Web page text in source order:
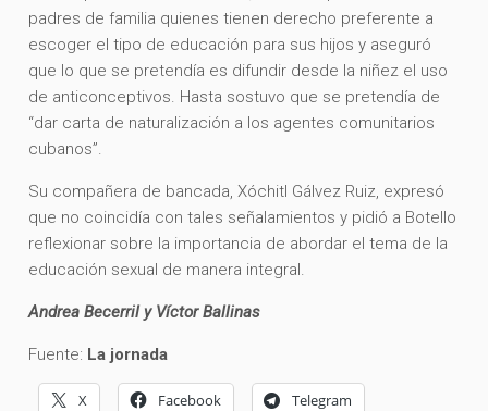
padres de familia quienes tienen derecho preferente a
escoger el tipo de educación para sus hijos y aseguró
que lo que se pretendía es difundir desde la niñez el uso
de anticonceptivos. Hasta sostuvo que se pretendía de
“dar carta de naturalización a los agentes comunitarios
cubanos”.
Su compañera de bancada, Xóchitl Gálvez Ruiz, expresó
que no coincidía con tales señalamientos y pidió a Botello
reflexionar sobre la importancia de abordar el tema de la
educación sexual de manera integral.
Andrea Becerril y Víctor Ballinas
Fuente: La jornada
X Facebook Telegram